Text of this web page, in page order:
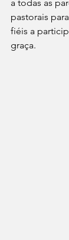
a todas as
pastorais
fiéis a
graça.